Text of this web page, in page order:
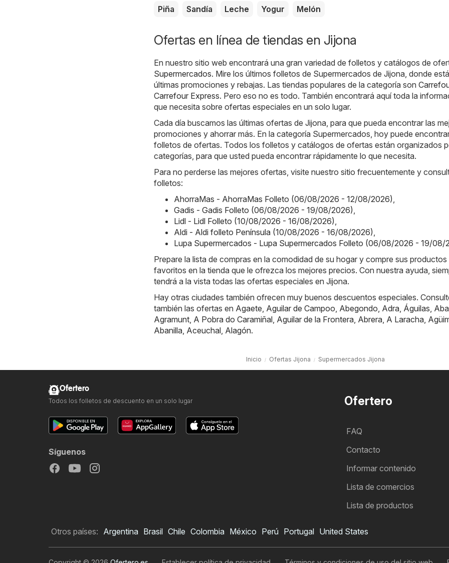
Piña
Sandía Leche Yogur Melón
Ofertas en línea de tiendas en Jijona
En nuestro sitio web encontrará una gran variedad de folletos y catálogos de
Supermercados. Mire los últimos folletos de Supermercados de Jijona, donde
últimas promociones y rebajas. Las tiendas populares de la categoría son
Carrefour Express. Pero eso no es todo. También encontrará aquí toda la
que necesita sobre ofertas especiales en un solo lugar.
Cada día buscamos las últimas ofertas de Jijona, para que pueda encontrar las
promociones y ahorrar más. En la categoría Supermercados, hoy puede
folletos de ofertas. Todos los folletos y catálogos de ofertas están organizados
categorías, para que usted pueda encontrar rápidamente lo que necesita.
Para no perderse las mejores ofertas, visite nuestro sitio frecuentemente y
folletos:
AhorraMas - AhorraMas Folleto (06/08/2026 - 12/08/2026),
Gadis - Gadis Folleto (06/08/2026 - 19/08/2026),
Lidl - Lidl Folleto (10/08/2026 - 16/08/2026),
Aldi - Aldi folleto Península (10/08/2026 - 16/08/2026),
Lupa Supermercados - Lupa Supermercados Folleto (06/08/2026 - 19/08/
Prepare la lista de compras en la comodidad de su hogar y compre sus productos
favoritos en la tienda que le ofrezca los mejores precios. Con nuestra ayuda,
tendrá a la vista todas las ofertas especiales en Jijona.
Hay otras ciudades también ofrecen muy buenos descuentos especiales.
también las ofertas en Agaete, Aguilar de Campoo, Abegondo, Adra, Águilas,
Agramunt, A Pobra do Caramiñal, Aguilar de la Frontera, Abrera, A Laracha,
Abanilla, Aceuchal, Alagón.
Inicio Ofertas Jijona Supermercados Jijona
Ofertero
FAQ
Contacto
Informar contenido
Lista de comercios
Lista de productos
Ofertero
Todos los folletos de descuento en un solo lugar
Síguenos
Otros países: Argentina Brasil Chile Colombia México Perú Portugal United States